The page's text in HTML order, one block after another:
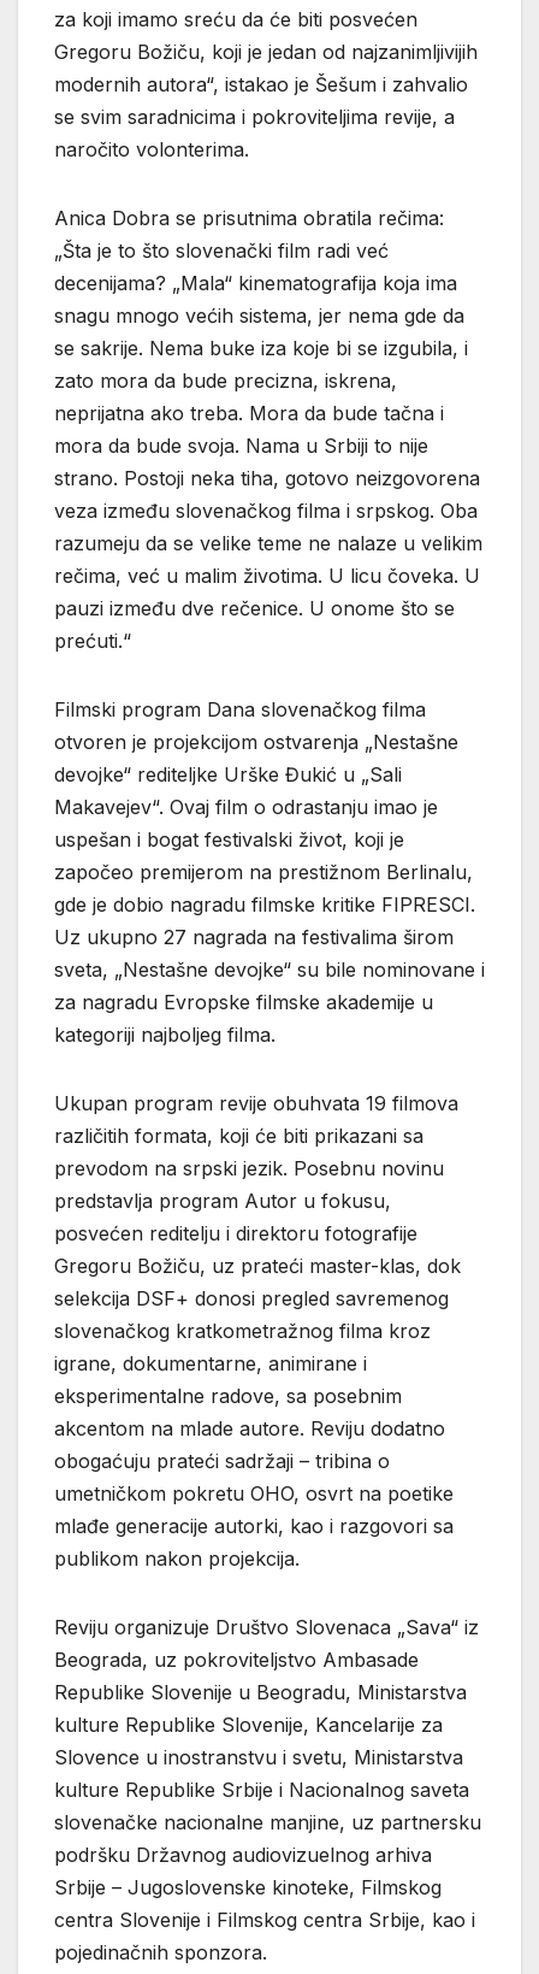
za koji imamo sreću da će biti posvećen
Gregoru Božiču, koji je jedan od najzanimljivijih
modernih autora“, istakao je Šešum i zahvalio
se svim saradnicima i pokroviteljima revije, a
naročito volonterima.
Anica Dobra se prisutnima obratila rečima:
„Šta je to što slovenački film radi već
decenijama? „Mala“ kinematografija koja ima
snagu mnogo većih sistema, jer nema gde da
se sakrije. Nema buke iza koje bi se izgubila, i
zato mora da bude precizna, iskrena,
neprijatna ako treba. Mora da bude tačna i
mora da bude svoja. Nama u Srbiji to nije
strano. Postoji neka tiha, gotovo neizgovorena
veza između slovenačkog filma i srpskog. Oba
razumeju da se velike teme ne nalaze u velikim
rečima, već u malim životima. U licu čoveka. U
pauzi između dve rečenice. U onome što se
prećuti.“
Filmski program Dana slovenačkog filma
otvoren je projekcijom ostvarenja „Nestašne
devojke“ rediteljke Urške Đukić u „Sali
Makavejev“. Ovaj film o odrastanju imao je
uspešan i bogat festivalski život, koji je
započeo premijerom na prestižnom Berlinalu,
gde je dobio nagradu filmske kritike FIPRESCI.
Uz ukupno 27 nagrada na festivalima širom
sveta, „Nestašne devojke“ su bile nominovane i
za nagradu Evropske filmske akademije u
kategoriji najboljeg filma.
Ukupan program revije obuhvata 19 filmova
različitih formata, koji će biti prikazani sa
prevodom na srpski jezik. Posebnu novinu
predstavlja program Autor u fokusu,
posvećen reditelju i direktoru fotografije
Gregoru Božiču, uz prateći master-klas, dok
selekcija DSF+ donosi pregled savremenog
slovenačkog kratkometražnog filma kroz
igrane, dokumentarne, animirane i
eksperimentalne radove, sa posebnim
akcentom na mlade autore. Reviju dodatno
obogaćuju prateći sadržaji – tribina o
umetničkom pokretu OHO, osvrt na poetike
mlađe generacije autorki, kao i razgovori sa
publikom nakon projekcija.
Reviju organizuje Društvo Slovenaca „Sava“ iz
Beograda, uz pokroviteljstvo Ambasade
Republike Slovenije u Beogradu, Ministarstva
kulture Republike Slovenije, Kancelarije za
Slovence u inostranstvu i svetu, Ministarstva
kulture Republike Srbije i Nacionalnog saveta
slovenačke nacionalne manjine, uz partnersku
podršku Državnog audiovizuelnog arhiva
Srbije – Jugoslovenske kinoteke, Filmskog
centra Slovenije i Filmskog centra Srbije, kao i
pojedinačnih sponzora.